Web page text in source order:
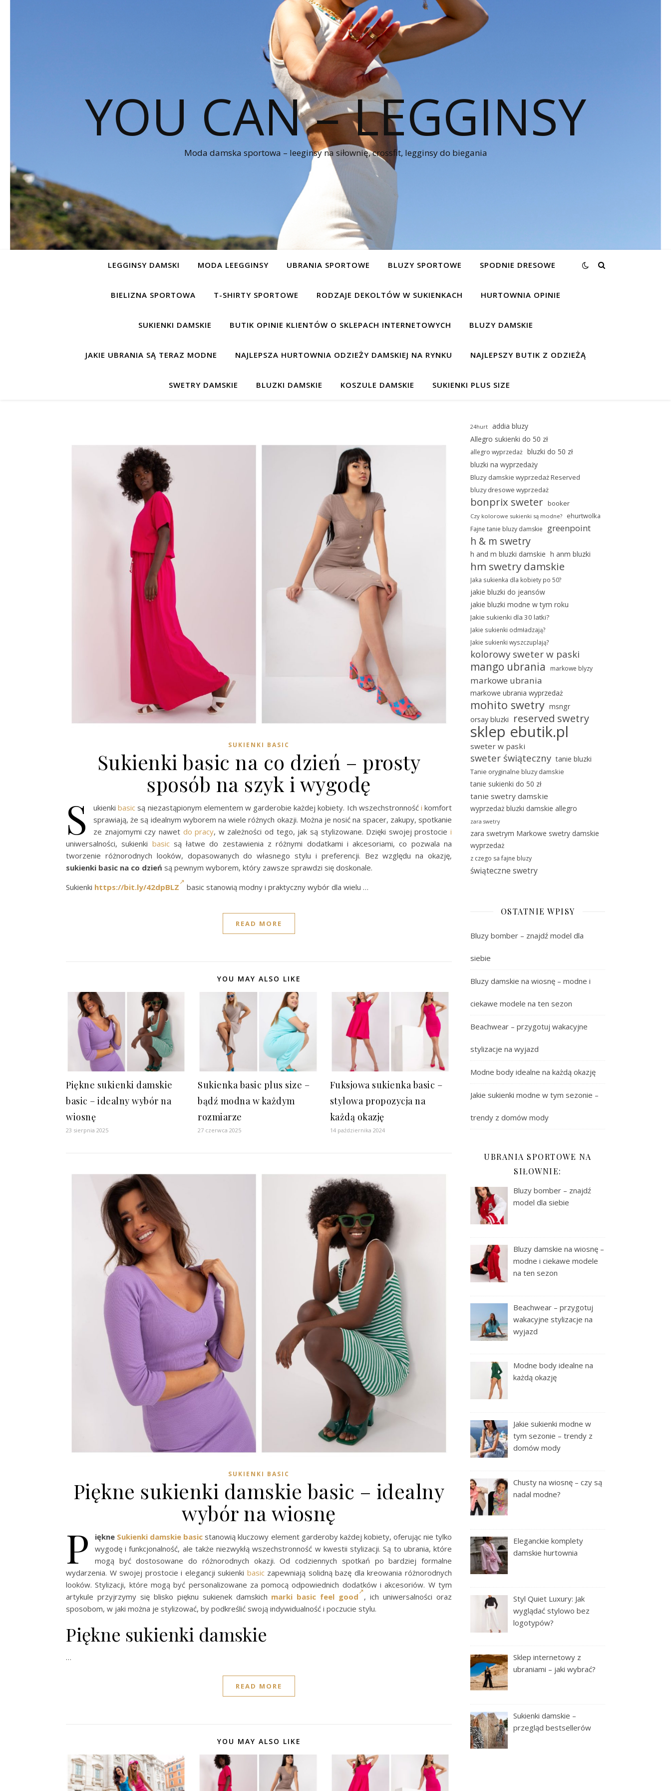
YOU CAN – LEGGINSY
Moda damska sportowa – leeginsy na siłownię, crossfit, legginsy do biegania
LEGGINSY DAMSKI MODA LEEGGINSY UBRANIA SPORTOWE BLUZY SPORTOWE SPODNIE DRESOWE
BIELIZNA SPORTOWA T-SHIRTY SPORTOWE RODZAJE DEKOLTÓW W SUKIENKACH HURTOWNIA OPINIE
SUKIENKI DAMSKIE BUTIK OPINIE KLIENTÓW O SKLEPACH INTERNETOWYCH BLUZY DAMSKIE
JAKIE UBRANIA SĄ TERAZ MODNE NAJLEPSZA HURTOWNIA ODZIEŻY DAMSKIEJ NA RYNKU NAJLEPSZY BUTIK Z ODZIEŻĄ
SWETRY DAMSKIE BLUZKI DAMSKIE KOSZULE DAMSKIE SUKIENKI PLUS SIZE
SUKIENKI BASIC
Sukienki basic na co dzień – prosty
sposób na szyk i wygodę
S ukienkibasic są niezastąpionym elementem w garderobie każdej kobiety. Ich wszechstronność i komfort
sprawiają, że są idealnym wyborem na wiele różnych okazji. Można je nosić na spacer, zakupy, spotkanie
ze znajomymi czy nawet do pracy, w zależności od tego, jak są stylizowane. Dzięki swojej prostocie i
uniwersalności, sukienki basicsą łatwe do zestawienia z różnymi dodatkami i akcesoriami, co pozwala na
tworzenie różnorodnych looków, dopasowanych do własnego stylu i preferencji. Bez względu na okazję,
sukienki basic na co dzień są pewnym wyborem, który zawsze sprawdzi się doskonale.
Sukienki https://bit.ly/42dpBLZ basic stanowią modny i praktyczny wybór dla wielu …
READ MORE
YOU MAY ALSO LIKE
Piękne sukienki damskie
basic – idealny wybór na
wiosnę
23 sierpnia 2025
Sukienka basic plus size –
bądź modna w każdym
rozmiarze
27 czerwca 2025
Fuksjowa sukienka basic –
stylowa propozycja na
każdą okazję
14 października 2024
SUKIENKI BASIC
Piękne sukienki damskie basic – idealny
wybór na wiosnę
P iękne Sukienki damskie basic stanowią kluczowy element garderoby każdej kobiety, oferując nie tylko
wygodę i funkcjonalność, ale także niezwykłą wszechstronność w kwestii stylizacji. Są to ubrania, które
mogą być dostosowane do różnorodnych okazji. Od codziennych spotkań po bardziej formalne
wydarzenia. W swojej prostocie i elegancji sukienki basiczapewniają solidną bazę dla kreowania różnorodnych
looków. Stylizacji, które mogą być personalizowane za pomocą odpowiednich dodatków i akcesoriów. W tym
artykule przyjrzymy się blisko pięknu sukienek damskich marki basic feel good
, ich uniwersalności oraz
sposobom, w jaki można je stylizować, by podkreślić swoją indywidualność i poczucie stylu.
Piękne sukienki damskie
…
READ MORE
YOU MAY ALSO LIKE
24hurt
addia bluzy
Allegro sukienki do 50 zł
allegro wyprzedaż bluzki do 50 zł
bluzki na wyprzedaży
Bluzy damskie wyprzedaż Reserved
bluzy dresowe wyprzedaż
bonprix sweter booker
Czy kolorowe sukienki są modne? ehurtwolka
Fajne tanie bluzy damskie greenpoint
h & m swetry
h and m bluzki damskie h anm bluzki
hm swetry damskie
Jaka sukienka dla kobiety po 50?
jakie bluzki do jeansów
jakie bluzki modne w tym roku
Jakie sukienki dla 30 latki?
Jakie sukienki odmładzają?
Jakie sukienki wyszczuplają?
kolorowy sweter w paski
mango ubrania markowe blyzy
markowe ubrania
markowe ubrania wyprzedaż
mohito swetry msngr
orsay bluzki
reserved swetry
sklep ebutik.pl
sweter w paski
sweter świąteczny tanie bluzki
Tanie oryginalne bluzy damskie
tanie sukienki do 50 zł
tanie swetry damskie
wyprzedaż bluzki damskie allegro
zara swetry
zara swetrym Markowe swetry damskie
wyprzedaż
z czego sa fajne bluzy
świąteczne swetry
OSTATNIE WPISY
Bluzy bomber – znajdź model dla
siebie
Bluzy damskie na wiosnę – modne i
ciekawe modele na ten sezon
Beachwear – przygotuj wakacyjne
stylizacje na wyjazd
Modne body idealne na każdą okazję
Jakie sukienki modne w tym sezonie –
trendy z domów mody
UBRANIA SPORTOWE NA
SIŁOWNIE:
Bluzy bomber – znajdź
model dla siebie
Bluzy damskie na wiosnę –
modne i ciekawe modele
na ten sezon
Beachwear – przygotuj
wakacyjne stylizacje na
wyjazd
Modne body idealne na
każdą okazję
Jakie sukienki modne w
tym sezonie – trendy z
domów mody
Chusty na wiosnę – czy są
nadal modne?
Eleganckie komplety
damskie hurtownia
Styl Quiet Luxury: Jak
wyglądać stylowo bez
logotypów?
Sklep internetowy z
ubraniami – jaki wybrać?
Sukienki damskie –
przegląd bestsellerów